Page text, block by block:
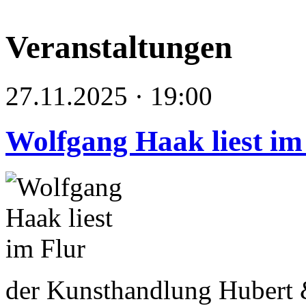
Veranstaltungen
27.11.2025 · 19:00
Wolfgang Haak liest
der Kunsthandlung Hubert